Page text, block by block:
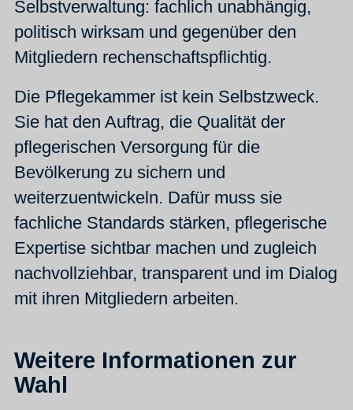
Selbstverwaltung: fachlich unabhängig,
politisch wirksam und gegenüber den
Mitgliedern rechenschaftspflichtig.
Die Pflegekammer ist kein Selbstzweck.
Sie hat den Auftrag, die Qualität der
pflegerischen Versorgung für die
Bevölkerung zu sichern und
weiterzuentwickeln. Dafür muss sie
fachliche Standards stärken, pflegerische
Expertise sichtbar machen und zugleich
nachvollziehbar, transparent und im Dialog
mit ihren Mitgliedern arbeiten.
Weitere Informationen zur
Wahl